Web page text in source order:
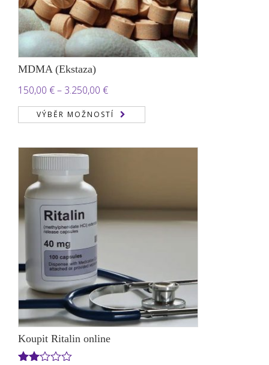
MDMA (Ekstaza)
150,00 €– 3.250,00 €Rozpětí
cen:
150,00 €
VÝBĚR MOŽNOSTÍ
Koupit Ritalin online